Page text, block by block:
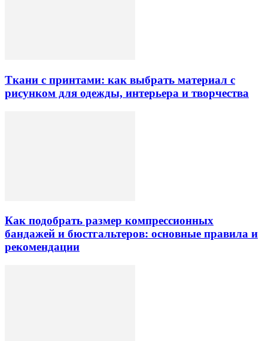
Ткани с принтами: как выбрать материал с
рисунком для одежды, интерьера и творчества
Как подобрать размер компрессионных
бандажей и бюстгальтеров: основные правила и
рекомендации